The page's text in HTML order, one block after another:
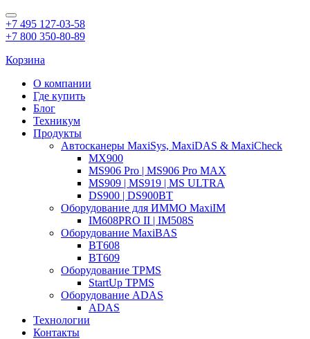
+7 495 127-03-58
+7 800 350-80-89
Корзина
О компании
Где купить
Блог
Техникум
Продукты
Автосканеры MaxiSys, MaxiDAS & MaxiCheck
MX900
MS906 Pro | MS906 Pro MAX
MS909 | MS919 | MS ULTRA
DS900 | DS900BT
Оборудование для ИММО MaxiIM
IM608PRO II | IM508S
Оборудование MaxiBAS
BT608
BT609
Оборудование TPMS
StartUp TPMS
Оборудование ADAS
ADAS
Технологии
Контакты